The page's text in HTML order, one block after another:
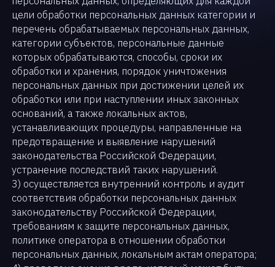
цели обработки персональных данных категории и
перечень обрабатываемых персональных данных,
категории субъектов, персональные данные
которых обрабатываются, способы, сроки их
обработки и хранения, порядок уничтожения
персональных данных при достижении целей их
обработки или при наступлении иных законных
оснований, а также локальных актов,
устанавливающих процедуры, направленные на
предотвращение и выявление нарушений
законодательства Российской Федерации,
устранение последствий таких нарушений.
3) осуществляется внутренний контроль и аудит
соответствия обработки персональных данных
законодательству Российской Федерации,
требованиям к защите персональных данных,
политике оператора в отношении обработки
персональных данных, локальным актам оператора;